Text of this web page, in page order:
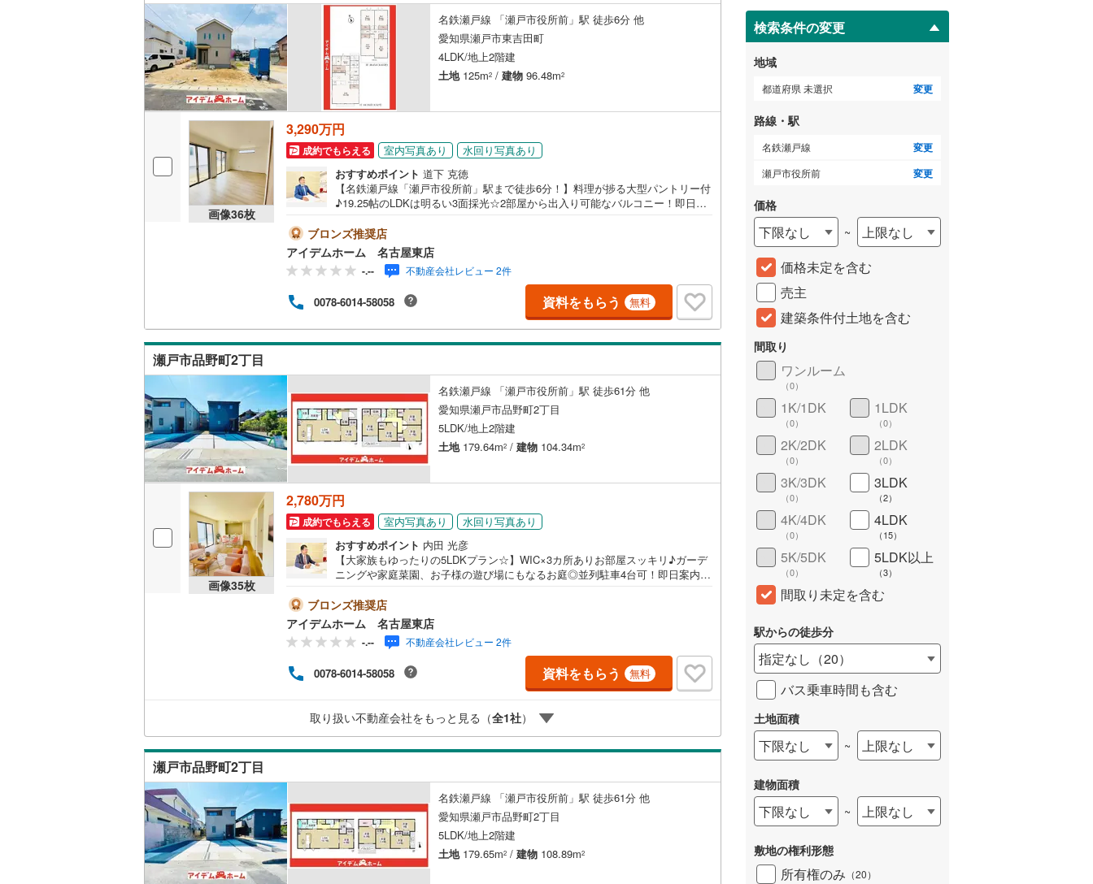
名鉄瀬戸線 「瀬戸市役所前」駅 徒歩6分 他
愛知県瀬戸市東吉田町
4LDK/地上2階建
土地125m2 / 建物 96.48m2
画像36枚
3,290万円
成約でもらえる 室内写真あり
水回り写真あり
おすすめポイント 道下 克徳
【名鉄瀬戸線「瀬戸市役所前」駅まで徒歩6分！】料理が捗る大型パントリー付
♪19.25帖のLDKは明るい3面採光☆2部屋から出入り可能なバルコニー！即日案
【D号棟】/当日のご来店・ご見学、大歓迎♪【安心】耐震等級3取得【品質】設
計住宅性能評価書、建設住宅性能評価書【充実】駐車2台、4LDK、パントリー■
名鉄瀬戸線「瀬戸市役所前」駅 徒歩6分（約480m）■陶原小学校 :徒歩7分
（約540m）■水無瀬中学校:徒歩13分（約1040m）＜自己資金0円でも大丈夫！
＞*水曜日も営業しております！*今から見たい！聞きたい！にスピード対応！*
自己資金なしでも購入出来ます！*自営業の方・買い替えの方など資金計画でご
不安な方もおまかせください！弊社HPにて物件のルームツアーMOVIEを公開
中!!写真だけでは伝わらない物件の魅力をたっぷりご紹介しております♪さらに
店内には豊富な物件資料や発売予定物件等ございます☆
ブロンズ推奨店
アイデムホーム 名古屋東店
-.-- 不動産会社レビュー 2件
0078-6014-58058 資料をもらう 無料
瀬戸市品野町2丁目
名鉄瀬戸線 「瀬戸市役所前」駅 徒歩61分 他
愛知県瀬戸市品野町2丁目
5LDK/地上2階建
土地179.64m2 / 建物 104.34m2
画像35枚
2,780万円
成約でもらえる 室内写真あり
水回り写真あり
おすすめポイント 内田 光彦
【大家族もゆったりの5LDKプラン☆】WIC×3カ所ありお部屋スッキリ♪ガーデ
ニングや家庭菜園、お子様の遊び場にもなるお庭◎並列駐車4台可！即日案内可
のご来店・ご見学、大歓迎♪【安心】耐震等級3取得【品質】設計住宅性能評価
書、建設住宅性能評価書【充実】駐車4台、5LDK、ワイドバルコニー、WIC■名
鉄バス「品野火の見下」停 徒歩3分（約240m）→名鉄瀬戸線「尾張瀬戸」駅 ま
でバス乗車15分■下品野小学校:徒歩7分（約540m）■品野中学校 :徒歩20分
（約1600m）＜自己資金0円でも大丈夫！＞*水曜日も営業しております！*今か
ら見たい！聞きたい！にスピード対応！*自己資金なしでも購入出来ます！*自
営業の方・買い替えの方など資金計画でご不安な方もおまかせください！弊社H
をたっぷりご紹介しております♪
ブロンズ推奨店
アイデムホーム 名古屋東店
-.-- 不動産会社レビュー 2件
0078-6014-58058 資料をもらう 無料
取り扱い不動産会社をもっと見る（全1社）
瀬戸市品野町2丁目
名鉄瀬戸線 「瀬戸市役所前」駅 徒歩61分 他
愛知県瀬戸市品野町2丁目
5LDK/地上2階建
土地179.65m2 / 建物 108.89m2
ジ
に
保
存
す
る
検索条件の変更
地域
都道府県 未選択 変更
路線・駅
名鉄瀬戸線 変更
瀬戸市役所前 変更
価格
下限なし ~
上限なし
価格未定を含む
売主
建築条件付土地を含む
間取り
ワンルーム
（0）
1K/1DK
（0）
1LDK
（0）
2K/2DK
（0）
2LDK
（0）
3K/3DK
（0）
3LDK
（2）
4K/4DK
（0）
4LDK
（15）
5K/5DK
（0）
5LDK以上
（3）
間取り未定を含む
駅からの徒歩分
指定なし （20）
バス乗車時間も含む
土地面積
下限なし ~ 上限なし
建物面積
下限なし ~ 上限なし
敷地の権利形態
所有権のみ （20）
常磐線（各駅停車）
) 埼京線(821 ) 総武線(953)
伊東線(1) 御殿場線
身延線 (93 中央本線（JR東海）
武豊線(144) 高山本線（JR東海）(85) 太多線 (66
関西本線（JR東海）(227) 紀勢本線（JR東海） 名松線(4)
参宮線(0) 東海道本線（JR西日本）
大糸線（JR西日本）(0) 北陸本線(13) 小浜線
越美北線(0) 城端線(0 )
氷見線 (0 関西本線（JR西日本） (
紀勢本線（JR西日本）
湖西線(88) 大阪環状線
桜島線(2) 福知山線(229) 山陽本線（JR西日本）( 753)
姫新線
津山線(17) (34
宇野線(36) 伯備線 芸備線(47 )
32) 呉線(84) 可部線(27)
宇部線(3)
小野田線
山陰本線(
舞鶴線( 4 1)
木次線(0) 草津線(40) 奈良線 (172
桜井線 (134) 和歌山線(93 )
阪和線(87) 東西線(37)
本四備讃線(5) 予讃線(1 )
予土線(0) 高徳線(1)
鳴門線(0) 徳島線 牟岐線(3)
土讃線(41) 土讃線(1) 山陽本線（JR九州） (31)
鹿児島本線(1,478) 香椎線(349) 篠栗線(183
三角線(223) 肥薩線( 10 指宿枕崎線 147
長崎本線(178)
佐世保線(16) 久大本線(88)
浴室乾燥機あり ）
バルコニー、庭
ウッドデッキあり（0）
収納
ウォークインクローゼット
）
床下収納（20）
販売、価格、契約、入居関連など
0
オンライン対応とは？ 詳しく見る